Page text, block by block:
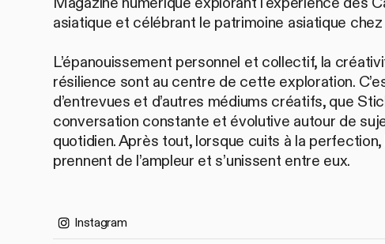
asiatique et célébrant le patrimoine asiatique chez
L’épanouissement personnel et collectif, la
résilience sont au centre de cette exploration.
d’entrevues et d’autres médiums créatifs, que
conversation constante et évolutive autour de
quotidien. Après tout, lorsque cuits à la
prennent de l’ampleur et s’unissent entre eux.
Instagram